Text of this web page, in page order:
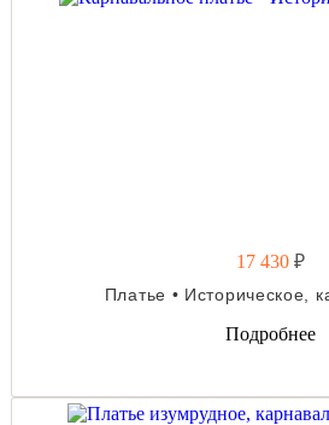
17 430 ₽
Платье • Историческое,
Подробнее